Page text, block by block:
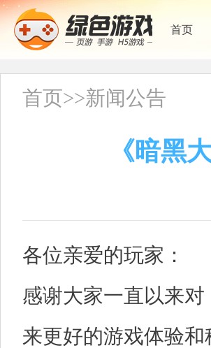
首页
首页>>新闻公告
《暗黑
各位亲爱的玩家：
感谢大家一直以来
来更好的游戏体验